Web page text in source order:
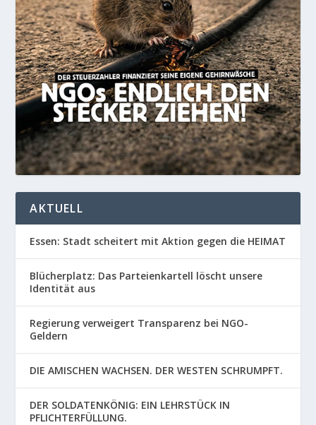
AKTUELL
Essen: Stadt scheitert mit Aktion gegen die HEIMAT
Blücherplatz: Das Parteienkartell löscht unsere
Identität aus
Regierung verweigert Transparenz bei NGO-
Geldern
DIE AMISCHEN WACHSEN. DER WESTEN SCHRUMPFT.
DER SOLDATENKÖNIG: EIN LEHRSTÜCK IN
PFLICHTERFÜLLUNG.